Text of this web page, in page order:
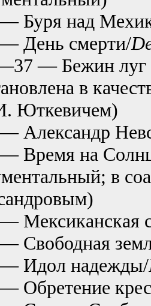
Буря над
День смерти/
— Бежин луг
в
Юткевичем)
Александр
Время на
в
Мексиканская
Свободная
— Идол надежды/
Обретение